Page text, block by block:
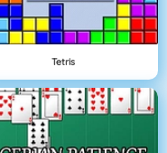
Tetris